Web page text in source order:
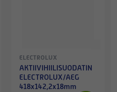
ELECTROLUX
AKTIIVIHIILISUODATIN
ELECTROLUX/AEG
418x142,2x18mm